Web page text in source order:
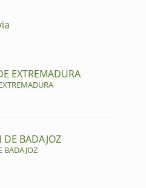
EXTREMADURA
DE BADAJOZ
BADAJOZ